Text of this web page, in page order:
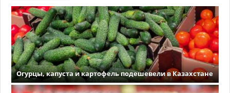
Огурцы, капуста и картофель подешевели в Казахстане